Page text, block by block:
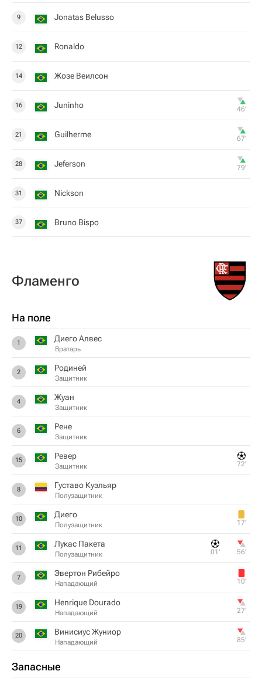
9 Jonatas Belusso
12 Ronaldo
14 Жозе Веилсон
16 Juninho 46‎’‎
21 Guilherme 67‎’‎
28 Jeferson 79‎’‎
31 Nickson
37 Bruno Bispo
Фламенго
На поле
1 Диего Алвес
Вратарь
2 Родиней
Защитник
4 Жуан
Защитник
6 Рене
Защитник
15 Ревер
Защитник 72‎’‎
8 Густаво Куэльяр
Полузащитник
10 Диего
Полузащитник 17‎’‎
11 Лукас Пакета
Полузащитник 01‎’‎ 56‎’‎
7 Эвертон Рибейро
Нападающий 10‎’‎
19 Henrique Dourado
Нападающий 27‎’‎
20 Винисиус Жуниор
Нападающий 85‎’‎
Запасные